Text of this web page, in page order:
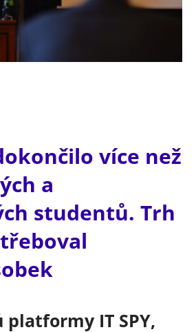
více než
a
studentů. Trh
platformy IT SPY,